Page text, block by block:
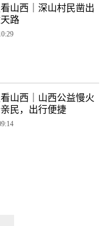
山西｜深山村民凿出
路
山西｜山西公益慢火
民，出行便捷